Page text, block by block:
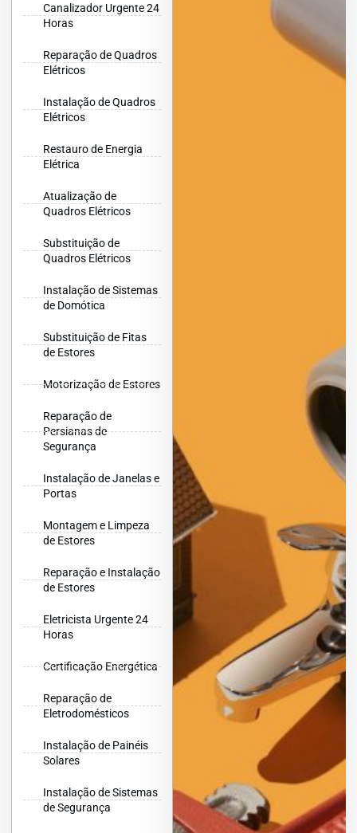
Canalizador Urgente 24
Horas
Reparação de Quadros
Elétricos
Instalação de Quadros
Elétricos
Restauro de Energia
Elétrica
Atualização de
Quadros Elétricos
Substituição de
Quadros Elétricos
Instalação de Sistemas
de Domótica
Substituição de Fitas
de Estores
Motorização de Estores
Reparação de
Persianas de
Segurança
Instalação de Janelas e
Portas
Montagem e Limpeza
de Estores
Reparação e Instalação
de Estores
Eletricista Urgente 24
Horas
Certificação Energética
Reparação de
Eletrodomésticos
Instalação de Painéis
Solares
Instalação de Sistemas
de Segurança